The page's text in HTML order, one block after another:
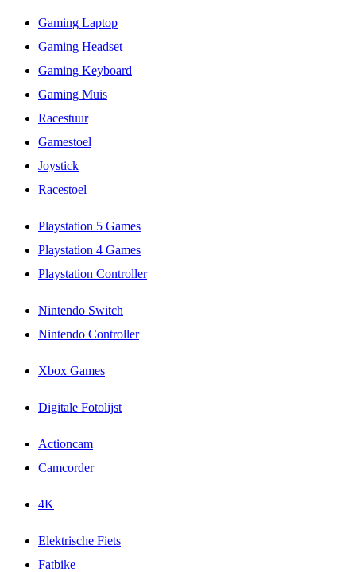
Gaming Laptop
Gaming Headset
Gaming Keyboard
Gaming Muis
Racestuur
Gamestoel
Joystick
Racestoel
Playstation 5 Games
Playstation 4 Games
Playstation Controller
Nintendo Switch
Nintendo Controller
Xbox Games
Digitale Fotolijst
Actioncam
Camcorder
4K
Elektrische Fiets
Fatbike